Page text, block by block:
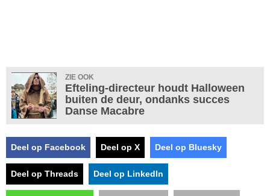
ZIE OOK
Efteling-directeur houdt Halloween
buiten de deur, ondanks succes
Danse Macabre
Deel op Facebook Deel op X Deel op Bluesky
Deel op Threads Deel op LinkedIn